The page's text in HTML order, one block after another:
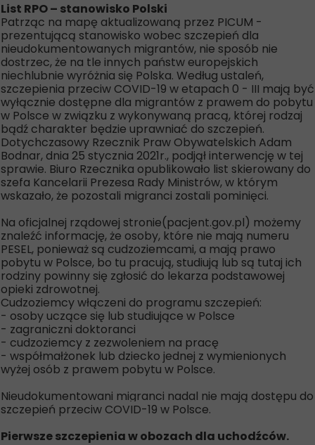
List RPO – stanowisko Polski
Patrząc na mapę aktualizowaną przez PICUM -
prezentującą stanowisko wobec szczepień dla
nieudokumentowanych migrantów, nie sposób nie
dostrzec, że na tle innych państw europejskich
niechlubnie wyróżnia się Polska. Według ustaleń,
szczepienia przeciw COVID-19 w etapach 0 - III mają być
wyłącznie dostępne dla migrantów z prawem do pobytu
w Polsce w związku z wykonywaną pracą, której rodzaj
bądź charakter będzie uprawniać do szczepień.
Dotychczasowy Rzecznik Praw Obywatelskich Adam
Bodnar, dnia 25 stycznia 2021r., podjął interwencję w tej
sprawie. Biuro Rzecznika opublikowało list skierowany do
szefa Kancelarii Prezesa Rady Ministrów, w którym
wskazało, że pozostali migranci zostali pominięci.
Na oficjalnej rządowej stronie(pacjent.gov.pl) możemy
znaleźć informację, że osoby, które nie mają numeru
PESEL, ponieważ są cudzoziemcami, a mają prawo
pobytu w Polsce, bo tu pracują, studiują lub są tutaj ich
rodziny powinny się zgłosić do lekarza podstawowej
opieki zdrowotnej.
Cudzoziemcy włączeni do programu szczepień:
- osoby uczące się lub studiujące w Polsce
- zagraniczni doktoranci
- cudzoziemcy z zezwoleniem na pracę
- współmałżonek lub dziecko jednej z wymienionych
wyżej osób z prawem pobytu w Polsce.
Nieudokumentowani migranci nadal nie mają dostępu do
szczepień przeciw COVID-19 w Polsce.
Pierwsze szczepienia w obozach dla uchodźców.